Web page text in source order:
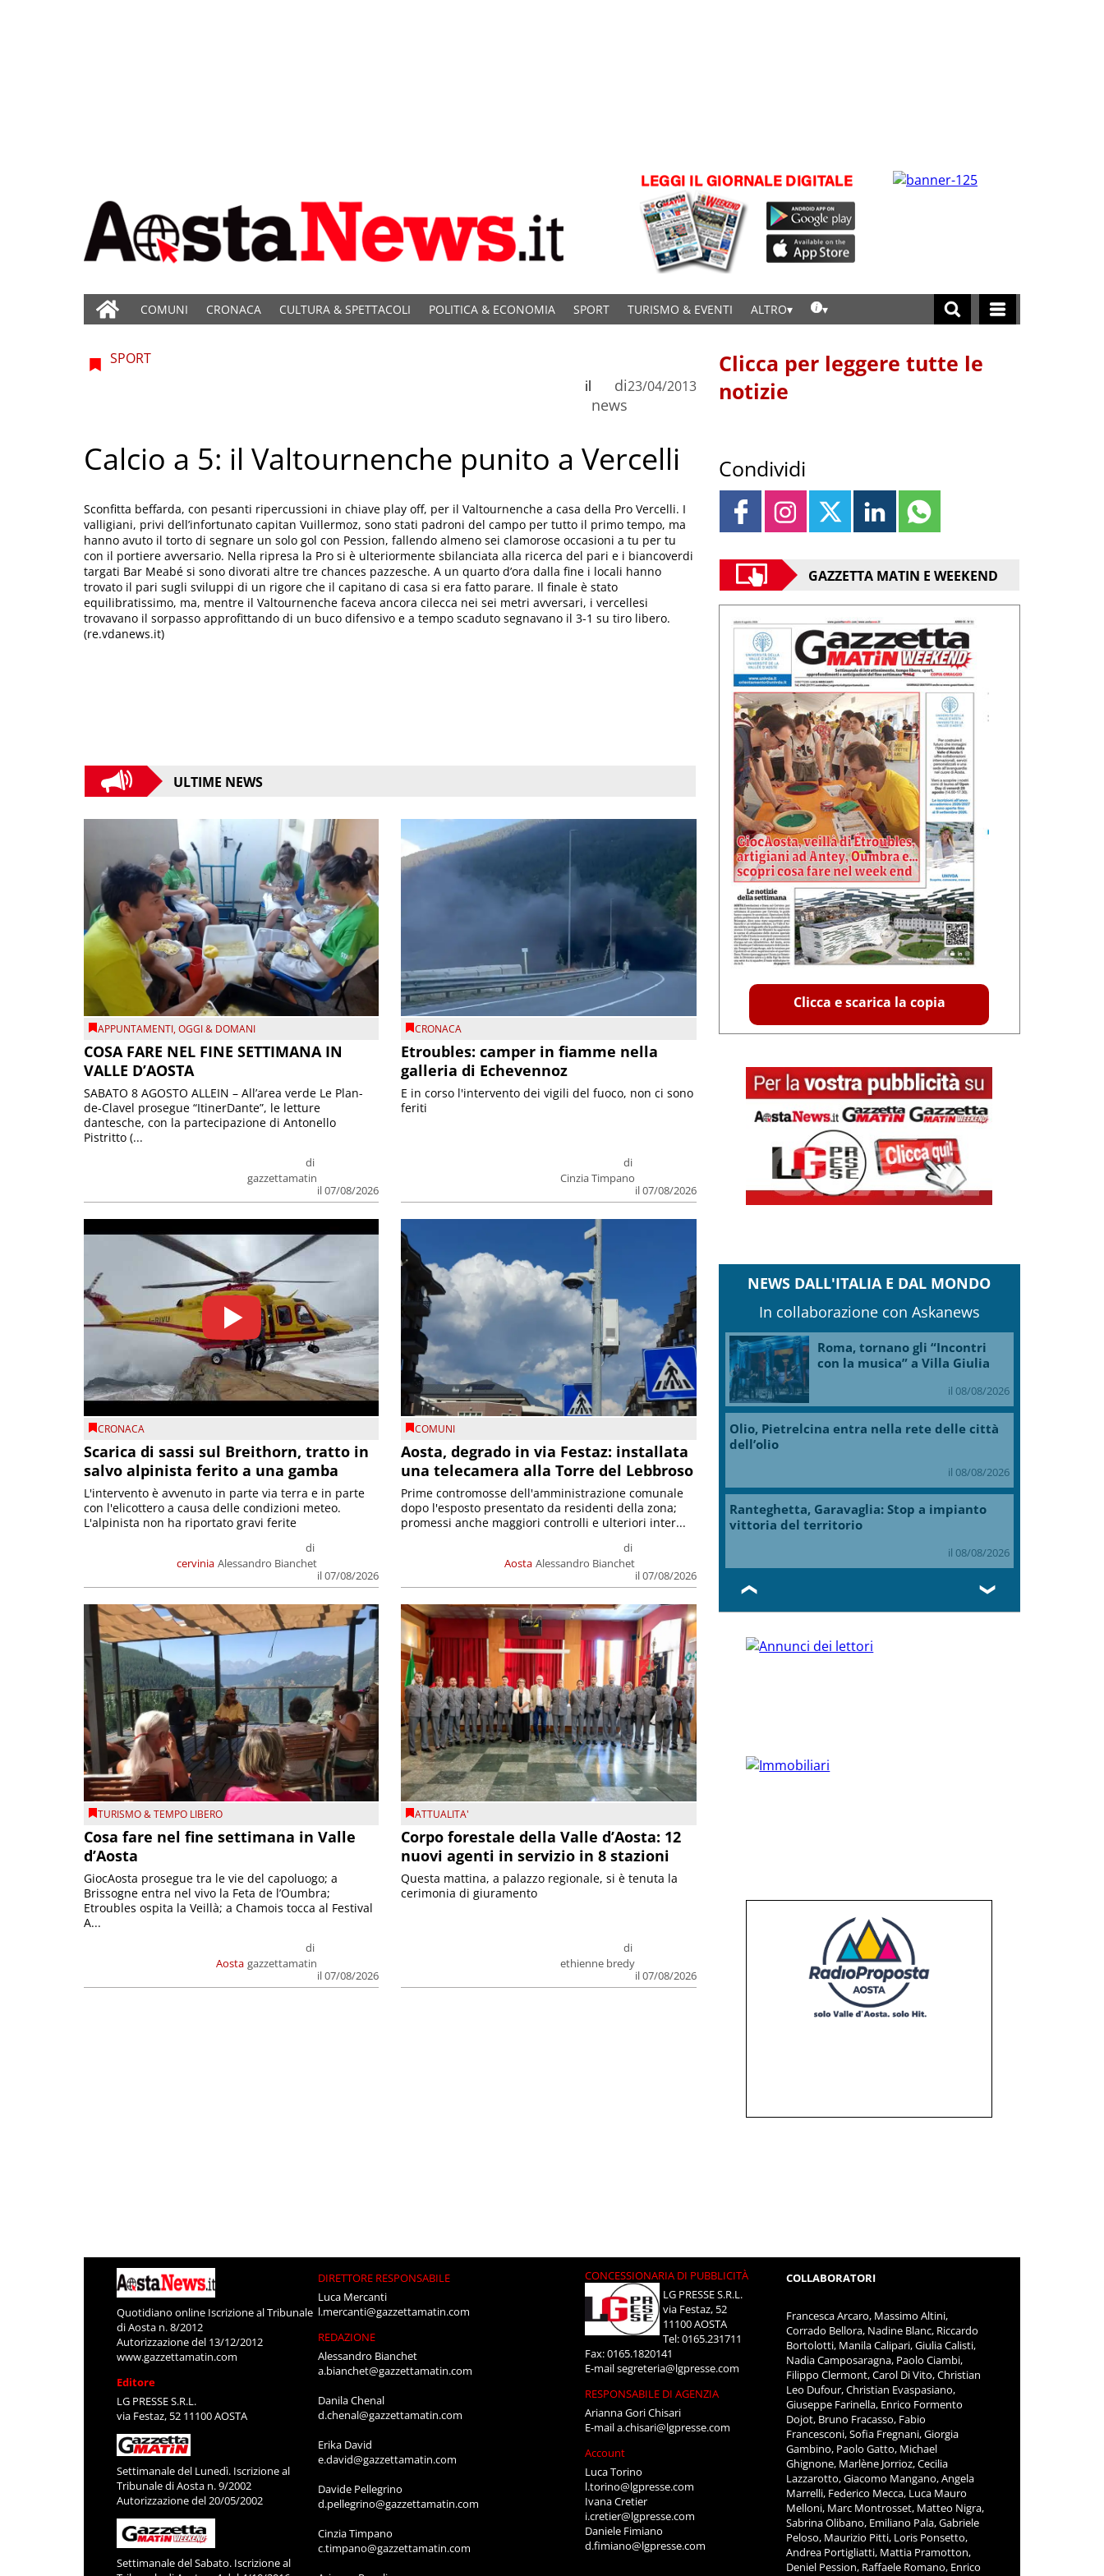
COMUNI CRONACA CULTURA & SPETTACOLI POLITICA & ECONOMIA SPORT TURISMO & EVENTI ALTRO
SPORT
di
news
il 23/04/2013
Calcio a 5: il Valtournenche punito a Vercelli
Sconfitta beffarda, con pesanti ripercussioni in chiave play off, per il Valtournenche a casa della Pro Vercelli. I
valligiani, privi dell’infortunato capitan Vuillermoz, sono stati padroni del campo per tutto il primo tempo, ma
hanno avuto il torto di segnare un solo gol con Pession, fallendo almeno sei clamorose occasioni a tu per tu
con il portiere avversario. Nella ripresa la Pro si è ulteriormente sbilanciata alla ricerca del pari e i biancoverdi
targati Bar Meabé si sono divorati altre tre chances pazzesche. A un quarto d’ora dalla fine i locali hanno
trovato il pari sugli sviluppi di un rigore che il capitano di casa si era fatto parare. Il finale è stato
equilibratissimo, ma, mentre il Valtournenche faceva ancora cilecca nei sei metri avversari, i vercellesi
trovavano il sorpasso approfittando di un buco difensivo e a tempo scaduto segnavano il 3-1 su tiro libero.
(re.vdanews.it)
ULTIME NEWS
APPUNTAMENTI,OGGI & DOMANI
COSA FARE NEL FINE SETTIMANA IN
VALLE D’AOSTA
di
gazzettamatin
il 07/08/2026
SABATO 8 AGOSTO ALLEIN – All’area verde Le Plan-
de-Clavel prosegue “ItinerDante”, le letture
dantesche, con la partecipazione di Antonello
Pistritto (...
CRONACA
Etroubles: camper in fiamme nella
galleria di Echevennoz
di
Cinzia Timpano
il 07/08/2026
E in corso l'intervento dei vigili del fuoco, non ci sono
feriti
CRONACA
Scarica di sassi sul Breithorn, tratto in
salvo alpinista ferito a una gamba
cervinia
di
Alessandro Bianchet
il 07/08/2026
L'intervento è avvenuto in parte via terra e in parte
con l'elicottero a causa delle condizioni meteo.
L'alpinista non ha riportato gravi ferite
COMUNI
Aosta, degrado in via Festaz: installata
una telecamera alla Torre del Lebbroso
Aosta
di
Alessandro Bianchet
il 07/08/2026
Prime contromosse dell'amministrazione comunale
dopo l'esposto presentato da residenti della zona;
promessi anche maggiori controlli e ulteriori inter...
TURISMO & TEMPO LIBERO
Cosa fare nel fine settimana in Valle
d’Aosta
Aosta
di
gazzettamatin
il 07/08/2026
GiocAosta prosegue tra le vie del capoluogo; a
Brissogne entra nel vivo la Feta de l’Oumbra;
Etroubles ospita la Veillà; a Chamois tocca al Festival
A...
ATTUALITA'
Corpo forestale della Valle d’Aosta: 12
nuovi agenti in servizio in 8 stazioni
di
ethienne bredy
il 07/08/2026
Questa mattina, a palazzo regionale, si è tenuta la
cerimonia di giuramento
Clicca per leggere tutte le
notizie
Condividi
GAZZETTA MATIN E WEEKEND
Clicca e scarica la copia
NEWS DALL'ITALIA E DAL MONDO
In collaborazione con Askanews
Roma, tornano gli “Incontri
con la musica” a Villa Giulia
il 08/08/2026
Olio, Pietrelcina entra nella rete delle città
dell’olio
il 08/08/2026
Ranteghetta, Garavaglia: Stop a impianto
vittoria del territorio
il 08/08/2026
❮ ❯
Quotidiano online Iscrizione al Tribunale
di Aosta n. 8/2012
Autorizzazione del 13/12/2012
www.gazzettamatin.com
Editore
LG PRESSE S.R.L.
via Festaz, 52 11100 AOSTA
Settimanale del Lunedì. Iscrizione al
Tribunale di Aosta n. 9/2002
Autorizzazione del 20/05/2002
Settimanale del Sabato. Iscrizione al
DIRETTORE RESPONSABILE
Luca Mercanti
l.mercanti@gazzettamatin.com
REDAZIONE
Alessandro Bianchet
a.bianchet@gazzettamatin.com
Danila Chenal
d.chenal@gazzettamatin.com
Erika David
e.david@gazzettamatin.com
Davide Pellegrino
d.pellegrino@gazzettamatin.com
Cinzia Timpano
c.timpano@gazzettamatin.com
CONCESSIONARIA DI PUBBLICITÀ
LG PRESSE S.R.L.
via Festaz, 52
11100 AOSTA
Tel: 0165.231711
Fax: 0165.1820141
E-mailsegreteria@lgpresse.com
RESPONSABILE DI AGENZIA
Arianna Gori Chisari
E-maila.chisari@lgpresse.com
Account
Luca Torino
l.torino@lgpresse.com
Ivana Cretier
i.cretier@lgpresse.com
Daniele Fimiano
d.fimiano@lgpresse.com
COLLABORATORI
Francesca Arcaro, Massimo Altini,
Corrado Bellora, Nadine Blanc, Riccardo
Bortolotti, Manila Calipari, Giulia Calisti,
Nadia Camposaragna, Paolo Ciambi,
Filippo Clermont, Carol Di Vito, Christian
Leo Dufour, Christian Evaspasiano,
Giuseppe Farinella, Enrico Formento
Dojot, Bruno Fracasso, Fabio
Francesconi, Sofia Fregnani, Giorgia
Gambino, Paolo Gatto, Michael
Ghignone, Marlène Jorrioz, Cecilia
Lazzarotto, Giacomo Mangano, Angela
Marrelli, Federico Mecca, Luca Mauro
Melloni, Marc Montrosset, Matteo Nigra,
Sabrina Olibano, Emiliano Pala, Gabriele
Peloso, Maurizio Pitti, Loris Ponsetto,
Andrea Portigliatti, Mattia Pramotton,
Deniel Pession, Raffaele Romano, Enrico